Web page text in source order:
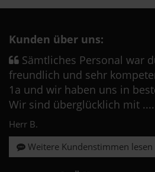
Kunden über uns:
Sämtliches Personal war
freundlich und sehr
1a und wir haben uns in
Wir sind überglücklich mit ....
Herr B.
Weitere Kundenstimmen lesen